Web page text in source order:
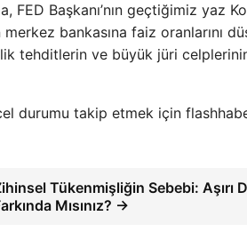
Başkanı’nın geçtiğimiz yaz
merkez bankasına faiz oranlarını
tehditlerin ve büyük jüri
durumu takip etmek için
Tükenmişliğin Sebebi: Aşırı
Mısınız? →